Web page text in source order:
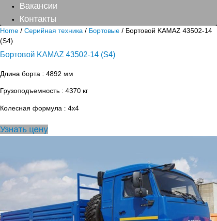
Вакансии
Контакты
Home / Серийная техника / Бортовые / Бортовой KAMAZ 43502-14
(S4)
Бортовой KAMAZ 43502-14 (S4)
Длина борта : 4892 мм
Грузоподъемность : 4370 кг
Колесная формула : 4х4
Узнать цену